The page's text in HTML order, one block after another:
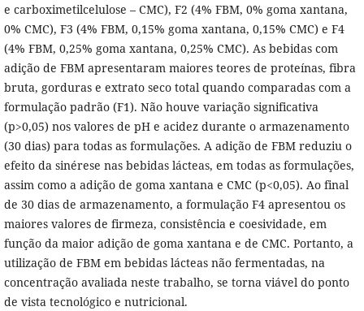
e carboximetilcelulose – CMC), F2 (4% FBM, 0% goma xantana,
0% CMC), F3 (4% FBM, 0,15% goma xantana, 0,15% CMC) e F4
(4% FBM, 0,25% goma xantana, 0,25% CMC). As bebidas com
adição de FBM apresentaram maiores teores de proteínas, fibra
bruta, gorduras e extrato seco total quando comparadas com a
formulação padrão (F1). Não houve variação significativa
(p>0,05) nos valores de pH e acidez durante o armazenamento
(30 dias) para todas as formulações. A adição de FBM reduziu o
efeito da sinérese nas bebidas lácteas, em todas as formulações,
assim como a adição de goma xantana e CMC (p<0,05). Ao final
de 30 dias de armazenamento, a formulação F4 apresentou os
maiores valores de firmeza, consistência e coesividade, em
função da maior adição de goma xantana e de CMC. Portanto, a
utilização de FBM em bebidas lácteas não fermentadas, na
concentração avaliada neste trabalho, se torna viável do ponto
de vista tecnológico e nutricional.